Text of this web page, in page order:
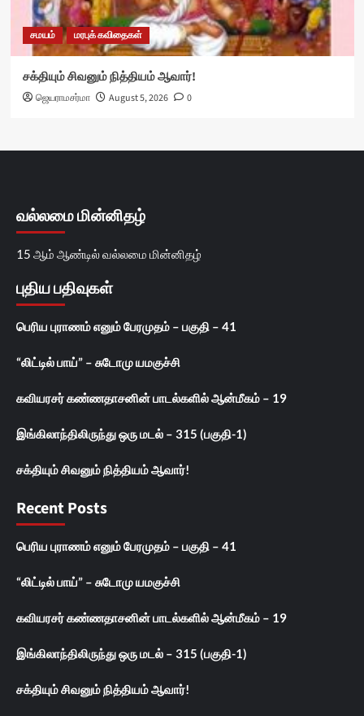
சமயம் மரபுக் கவிதைகள்
சக்தியும் சிவனும் நித்தியம் ஆவார்!
ஜெயராமசர்மா August 5, 2026 0
வல்லமை மின்னிதழ்
15 ஆம் ஆண்டில் வல்லமை மின்னிதழ்
புதிய பதிவுகள்
பெரிய புராணம் எனும் பேரமுதம் – பகுதி – 41
“லிட்டில் பாய்” – சுடோமு யமகுச்சி
கவியரசர் கண்ணதாசனின் பாடல்களில் ஆன்மீகம் – 19
இங்கிலாந்திலிருந்து ஒரு மடல் – 315 (பகுதி-1)
சக்தியும் சிவனும் நித்தியம் ஆவார்!
Recent Posts
பெரிய புராணம் எனும் பேரமுதம் – பகுதி – 41
“லிட்டில் பாய்” – சுடோமு யமகுச்சி
கவியரசர் கண்ணதாசனின் பாடல்களில் ஆன்மீகம் – 19
இங்கிலாந்திலிருந்து ஒரு மடல் – 315 (பகுதி-1)
சக்தியும் சிவனும் நித்தியம் ஆவார்!